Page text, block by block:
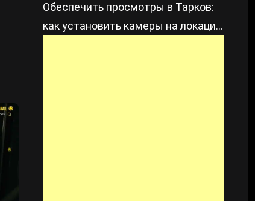
Обеспечить просмотры в Тарков:
как установить камеры на локации